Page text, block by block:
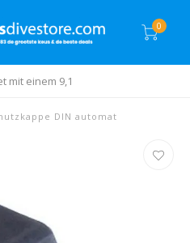
0
mit einem 9,1
DIN automat